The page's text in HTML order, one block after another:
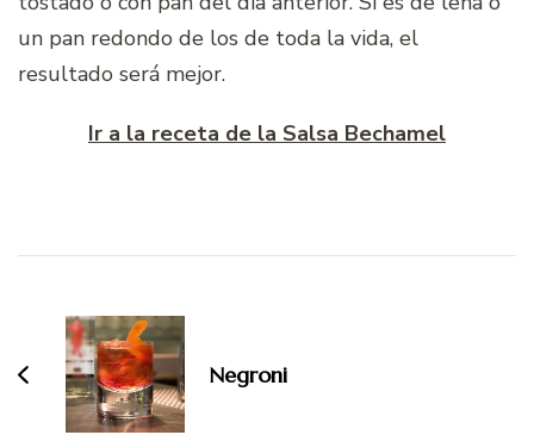
un pan redondo de los de toda la vida, el
resultado será mejor.
Ir a la receta de la Salsa Bechamel
entradas
Negroni